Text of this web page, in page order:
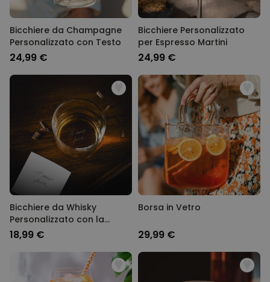
Bicchiere da Champagne
Personalizzato con Testo
24,99 €
Bicchiere Personalizzato
per Espresso Martini
24,99 €
Bicchiere da Whisky
Personalizzato con la
vostra Scrittura a Mano
18,99 €
Borsa in Vetro
29,99 €